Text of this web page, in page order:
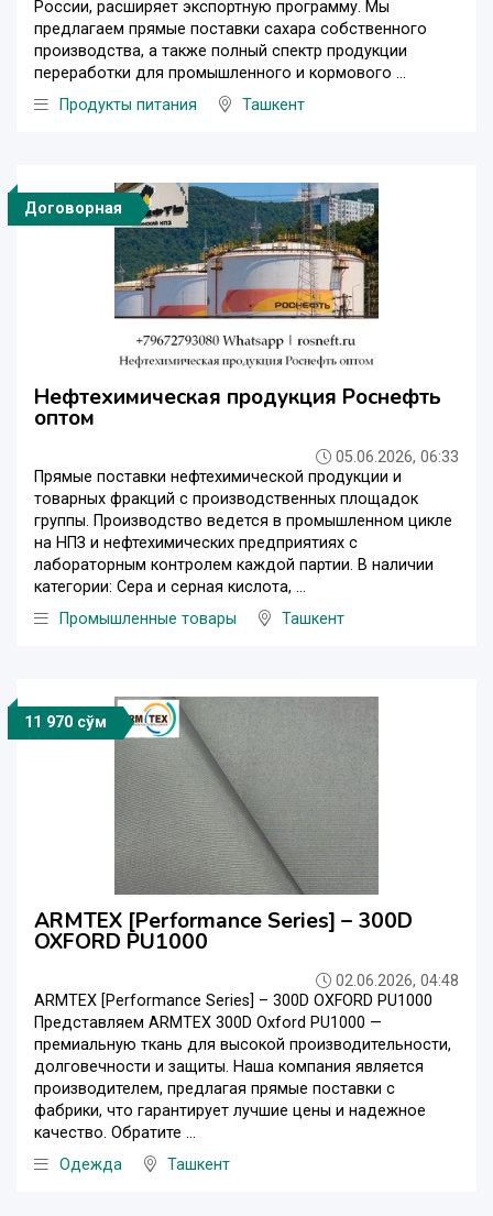
России, расширяет экспортную программу. Мы
предлагаем прямые поставки сахара собственного
производства, а также полный спектр продукции
переработки для промышленного и кормового ...
Продукты питания
Ташкент
Договорная
Нефтехимическая продукция Роснефть
оптом
05.06.2026, 06:33
Прямые поставки нефтехимической продукции и
товарных фракций с производственных площадок
группы. Производство ведется в промышленном цикле
на НПЗ и нефтехимических предприятиях с
лабораторным контролем каждой партии. В наличии
категории: Сера и серная кислота, ...
Промышленные товары
Ташкент
11 970 сўм
ARMTEX [Performance Series] – 300D
OXFORD PU1000
02.06.2026, 04:48
ARMTEX [Performance Series] – 300D OXFORD PU1000
Представляем ARMTEX 300D Oxford PU1000 —
премиальную ткань для высокой производительности,
долговечности и защиты. Наша компания является
производителем, предлагая прямые поставки с
фабрики, что гарантирует лучшие цены и надежное
качество. Обратите ...
Одежда
Ташкент